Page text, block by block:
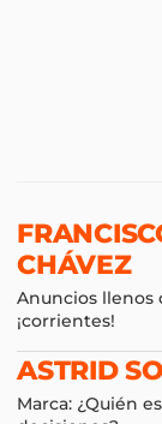
CHÁVEZ
Anuncios llenos
¡corrientes!
ASTRID
Marca: ¿Quién